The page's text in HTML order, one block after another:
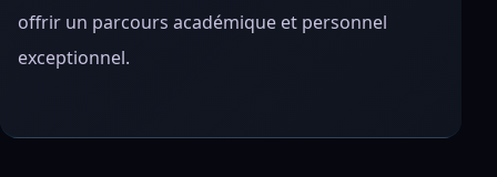
offrir un parcours académique et personnel
exceptionnel.